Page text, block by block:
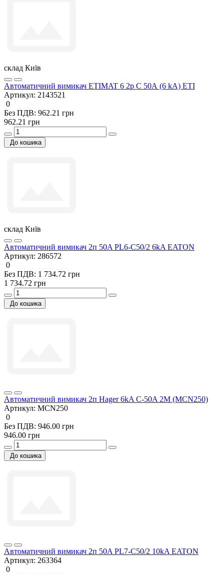
склад Київ
Автоматичний вимикач ETIMAT 6 2p C 50А (6 kA) ETI
Артикул: 2143521
0
Без ПДВ: 962.21 грн
962.21 грн
До кошика
склад Київ
Автоматичний вимикач 2п 50A PL6-C50/2 6kA EATON
Артикул: 286572
0
Без ПДВ: 1 734.72 грн
1 734.72 грн
До кошика
Автоматичний вимикач 2п Hager 6kA C-50A 2M (MCN250)
Артикул: MCN250
0
Без ПДВ: 946.00 грн
946.00 грн
До кошика
Автоматичний вимикач 2п 50A PL7-C50/2 10kA EATON
Артикул: 263364
0